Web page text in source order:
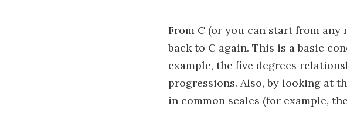
From C (or you can start from any
back to C again. This is a basic
example, the five degrees
progressions. Also, by looking at
in common scales (for example,